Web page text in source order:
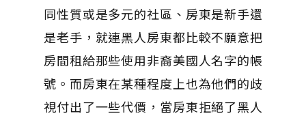
同性質或是多元的社區、房東是新手還
是老手，就連黑人房東都比較不願意把
房間租給那些使用非裔美國人名字的帳
號。而房東在某種程度上也為他們的歧
視付出了一些代價，當房東拒絕了黑人